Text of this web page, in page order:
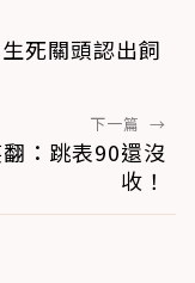
死關頭認出飼
下一篇 →
：跳表90還沒
收！